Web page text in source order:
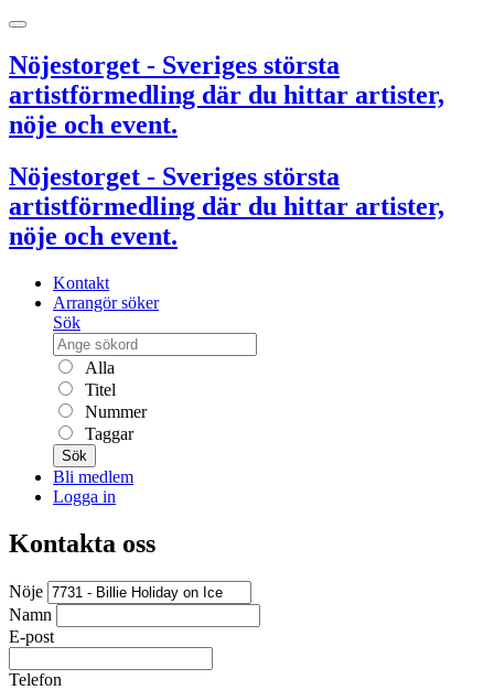
Nöjestorget - Sveriges största
artistförmedling där du hittar artister,
nöje och event.
Nöjestorget - Sveriges största
artistförmedling där du hittar artister,
nöje och event.
Kontakt
Arrangör söker
Sök
Alla
Titel
Nummer
Taggar
Sök
Bli medlem
Logga in
Kontakta oss
Nöje
Namn
E-post
Telefon